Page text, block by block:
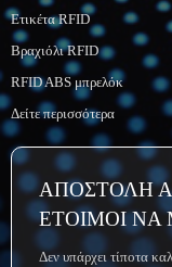
Ετικέτα RFID
Βραχιόλι RFID
RFID ABS μπρελόκ
Δείτε περισσότερα
ΑΠΟΣΤΟΛΗ
ΕΤΟΙΜΟΙ ΝΑ
Δεν υπάρχει τίποτα